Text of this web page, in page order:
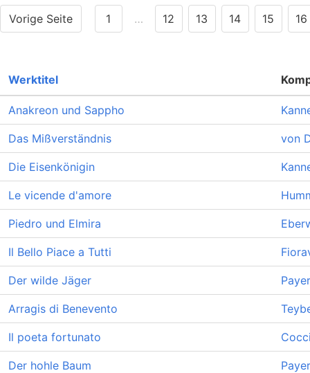
Vorige Seite 1 … 12 13 14 15 16
Werktitel
Anakreon und Sappho
Das Mißverständnis von
Die Eisenkönigin
Le vicende d'amore
Piedro und Elmira
Il Bello Piace a Tutti
Der wilde Jäger
Arragis di Benevento
Il poeta fortunato
Der hohle Baum